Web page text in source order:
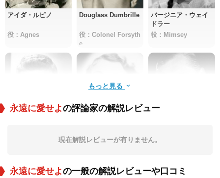
アイダ・ルピノ
役：Agnes
Douglass Dumbrille
役：Colonel Forsyth
e
バージニア・ウェイ
ドラー
役：Mimsey
役：Mrs.Dorian
役：Wilkins
もっと見る
永遠に愛せよの評論家の解説レビュー
現在解説レビューが有りません。
永遠に愛せよの一般の解説レビューや口コミ